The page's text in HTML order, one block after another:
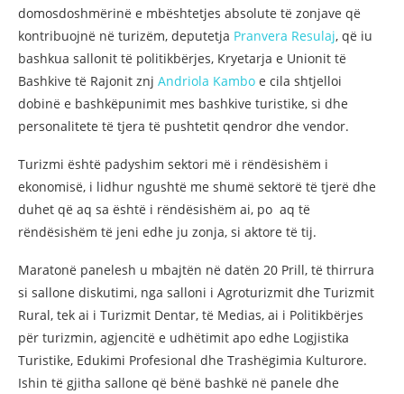
domosdoshmërinë e mbështetjes absolute të zonjave që
kontribuojnë në turizëm, deputetja Pranvera Resulaj, që iu
bashkua sallonit të politikbërjes, Kryetarja e Unionit të
Bashkive të Rajonit znj Andriola Kambo e cila shtjelloi
dobinë e bashkëpunimit mes bashkive turistike, si dhe
personalitete të tjera të pushtetit qendror dhe vendor.
Turizmi është padyshim sektori më i rëndësishëm i
ekonomisë, i lidhur ngushtë me shumë sektorë të tjerë dhe
duhet që aq sa është i rëndësishëm ai, po aq të
rëndësishëm të jeni edhe ju zonja, si aktore të tij.
Maratonë panelesh u mbajtën në datën 20 Prill, të thirrura
si sallone diskutimi, nga salloni i Agroturizmit dhe Turizmit
Rural, tek ai i Turizmit Dentar, të Medias, ai i Politikbërjes
për turizmin, agjencitë e udhëtimit apo edhe Logjistika
Turistike, Edukimi Profesional dhe Trashëgimia Kulturore.
Ishin të gjitha sallone që bënë bashkë në panele dhe